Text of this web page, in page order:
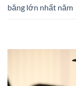
băng lớn nhất năm